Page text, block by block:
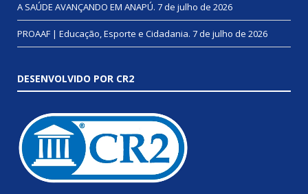
A SAÚDE AVANÇANDO EM ANAPÚ. 7 de julho de 2026
PROAAF | Educação, Esporte e Cidadania. 7 de julho de 2026
DESENVOLVIDO POR CR2